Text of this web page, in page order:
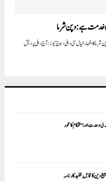
خدمت ہے:وپن شرما
14ویں برسی کے موقع پر وپن شرما کا اظہار خیال نئی دہلی، سماج نیوز: آج دہلی پردیش
اور استحکام کا محور
کا قابلِ تقلید کارنامہ